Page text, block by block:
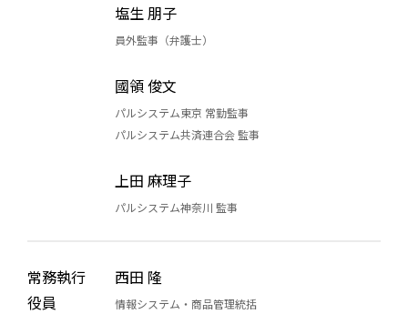
塩生 朋子
員外監事（弁護士）
國領 俊文
パルシステム東京 常勤監事
パルシステム共済連合会 監事
上田 麻理子
パルシステム神奈川 監事
常務執行
役員
西田 隆
情報システム・商品管理統括